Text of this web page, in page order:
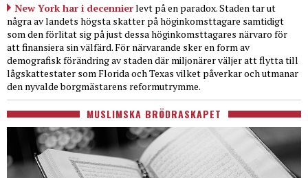
New York har i decennierlevt på en paradox. Staden tar ut
några av landets högsta skatter på höginkomsttagare samtidigt
som den förlitat sig på just dessa höginkomsttagares närvaro för
att finansiera sin välfärd. För närvarande sker en form av
demografisk förändring av staden där miljonärer väljer att flytta till
lågskattestater som Florida och Texas vilket påverkar och utmanar
den nyvalde borgmästarens reformutrymme.
MUSLIMSKA BRÖDRASKAPET